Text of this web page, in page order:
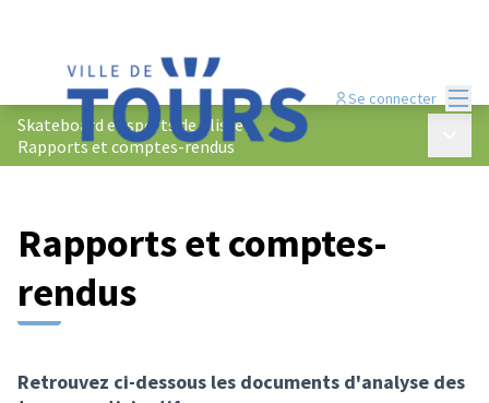
Se connecter
Skateboard et sports de glisse /
Rapports et comptes-rendus
Rapports et comptes-
rendus
Retrouvez ci-dessous les documents d'analyse des